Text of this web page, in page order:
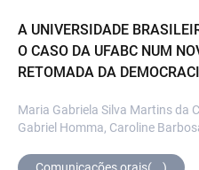
A UNIVERSIDADE
O CASO DA UFABC NUM
RETOMADA DA
Maria Gabriela Silva Martins da
Gabriel Homma, Caroline
Comunicações orais(...)